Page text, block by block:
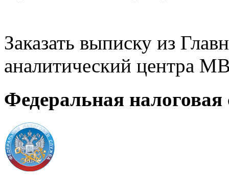
Заказать выписку из
аналитический центра
Федеральная налоговая